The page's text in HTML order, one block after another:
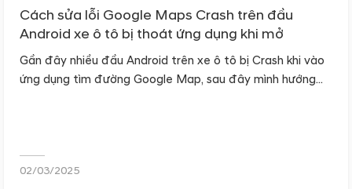
Cách sửa lỗi Google Maps Crash trên đầu
Android xe ô tô bị thoát ứng dụng khi mở
02/03/2025
Gần đây nhiều đầu Android trên xe ô tô bị Crash khi vào
ứng dụng tìm đường Google Map, sau đây mình hướng...